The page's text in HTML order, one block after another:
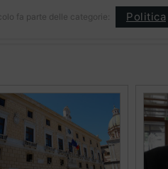
fa parte delle categorie: Politica